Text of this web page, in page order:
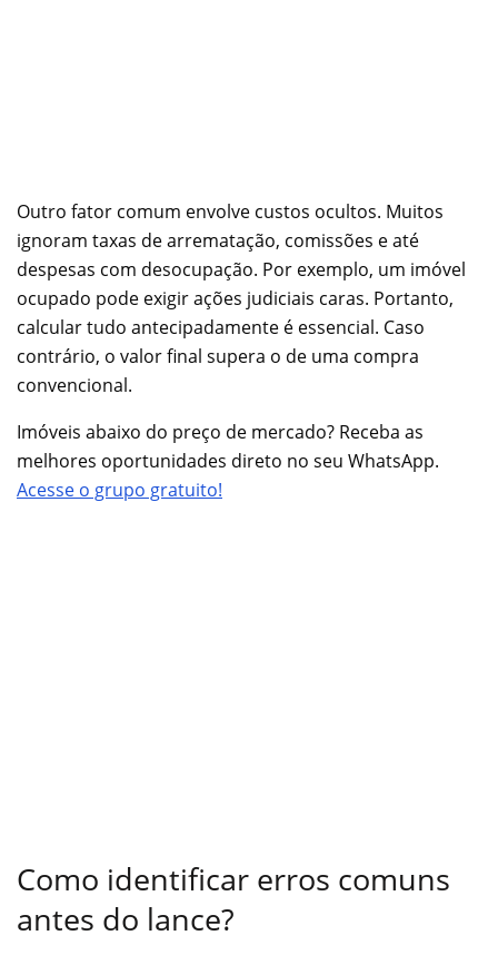
Outro fator comum envolve custos ocultos. Muitos
ignoram taxas de arrematação, comissões e até
despesas com desocupação. Por exemplo, um imóvel
ocupado pode exigir ações judiciais caras. Portanto,
calcular tudo antecipadamente é essencial. Caso
contrário, o valor final supera o de uma compra
convencional.
Imóveis abaixo do preço de mercado? Receba as
melhores oportunidades direto no seu WhatsApp.
Acesse o grupo gratuito!
Como identificar erros comuns
antes do lance?